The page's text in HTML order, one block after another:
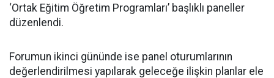
‘Ortak Eğitim Öğretim Programları’ başlıklı paneller
düzenlendi.
Forumun ikinci gününde ise panel oturumlarının
değerlendirilmesi yapılarak geleceğe ilişkin planlar ele